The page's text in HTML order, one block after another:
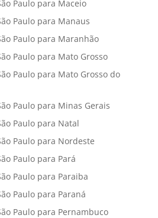
Paulo para Maceio
Paulo para Manaus
Paulo para Maranhão
Paulo para Mato Grosso
Paulo para Mato Grosso do
Paulo para Minas Gerais
Paulo para Natal
Paulo para Nordeste
Paulo para Pará
Paulo para Paraiba
Paulo para Paraná
Paulo para Pernambuco